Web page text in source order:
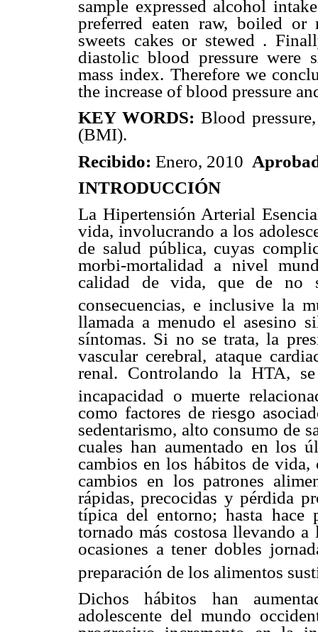
sample expressed alcohol
preferred eaten raw, boiled
sweets cakes or stewed .
diastolic blood pressure were
mass index. Therefore we
the increase of blood pressure
KEY WORDS:Blood
(BMI).
Recibido: Enero, 2010
INTRODUCCIÓN
La Hipertensión Arterial
vida, involucrando a los
de salud pública, cuyas
morbi-mortalidad a nivel
calidad de vida, que de no
consecuencias, e inclusive la
llamada a menudo el asesino
síntomas. Si no se trata, la
vascular cerebral, ataque
renal. Controlando la HTA,
incapacidad o muerte
como factores de riesgo
sedentarismo, alto consumo de
cuales han aumentado en los
cambios en los hábitos de
cambios en los patrones
rápidas, precocidas y pérdida
típica del entorno; hasta
tornado más costosa llevando
ocasiones a tener dobles
preparación de los alimentos
Dichos hábitos han
adolescente del mundo